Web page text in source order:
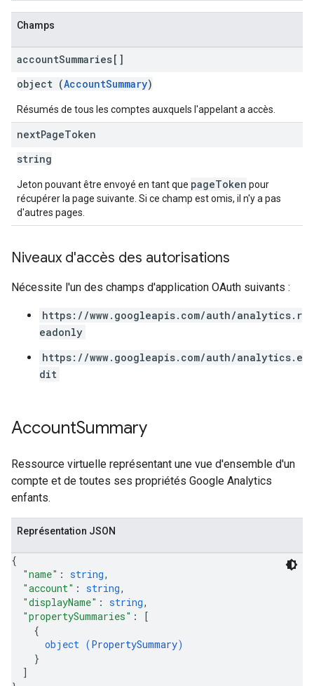
Champs
accountSummaries[]
object (AccountSummary)
Résumés de tous les comptes auxquels l'appelant a accès.
nextPageToken
string
Jeton pouvant être envoyé en tant que pageToken pour
récupérer la page suivante. Si ce champ est omis, il n'y a pas
d'autres pages.
Niveaux d'accès des autorisations
Nécessite l'un des champs d'application OAuth suivants :
https://www.googleapis.com/auth/analytics.r
eadonly
https://www.googleapis.com/auth/analytics.e
dit
AccountSummary
Ressource virtuelle représentant une vue d'ensemble d'un
compte et de toutes ses propriétés Google Analytics
enfants.
Représentation JSON
{
"name" : string,
"account" : string,
"displayName" : string,
"propertySummaries" :
[
{
object (PropertySummary)
}
]